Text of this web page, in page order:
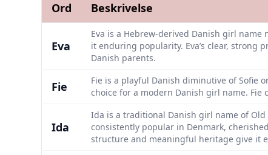
Ord
Beskrivelse
Eva
Eva is a Hebrew-derived Danish girl
it enduring popularity. Eva’s clear, strong
Danish parents.
Fie
Fie is a playful Danish diminutive of Sofie
choice for a modern Danish girl name.
Ida
Ida is a traditional Danish girl name of
consistently popular in Denmark,
structure and meaningful heritage give it